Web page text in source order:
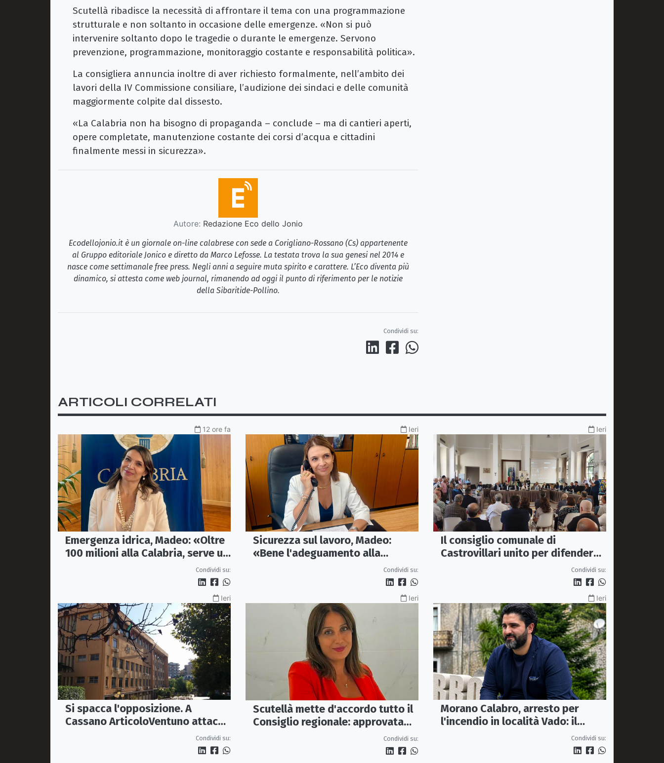
Scutellà ribadisce la necessità di affrontare il tema con una programmazione
strutturale e non soltanto in occasione delle emergenze. «Non si può
intervenire soltanto dopo le tragedie o durante le emergenze. Servono
prevenzione, programmazione, monitoraggio costante e responsabilità politica».
La consigliera annuncia inoltre di aver richiesto formalmente, nell’ambito dei
lavori della IV Commissione consiliare, l’audizione dei sindaci e delle comunità
maggiormente colpite dal dissesto.
«La Calabria non ha bisogno di propaganda – conclude – ma di cantieri aperti,
opere completate, manutenzione costante dei corsi d’acqua e cittadini
finalmente messi in sicurezza».
Autore: Redazione Eco dello Jonio
Ecodellojonio.it è un giornale on-line calabrese con sede a Corigliano-Rossano (Cs) appartenente
al Gruppo editoriale Jonico e diretto da Marco Lefosse. La testata trova la sua genesi nel 2014 e
nasce come settimanale free press. Negli anni a seguire muta spirito e carattere. L’Eco diventa più
dinamico, si attesta come web journal, rimanendo ad oggi il punto di riferimento per le notizie
della Sibaritide-Pollino.
Condividi su:
ARTICOLI CORRELATI
12 ore fa
Emergenza idrica, Madeo: «Oltre
100 milioni alla Calabria, serve un
Condividi su:
Ieri
Sicurezza sul lavoro, Madeo:
«Bene l'adeguamento alla
normativa nazionale, servono più
Condividi su:
Ieri
Il consiglio comunale di
Castrovillari unito per difendere
Condividi su:
Ieri
Si spacca l'opposizione. A
Cassano ArticoloVentuno attacca
Avena e ne chiede le dimissioni
Condividi su:
Ieri
Scutellà mette d'accordo tutto il
Consiglio regionale: approvata
mozione per i treni Sibari-Paola
Condividi su:
Ieri
Morano Calabro, arresto per
l'incendio in località Vado: il
Condividi su: